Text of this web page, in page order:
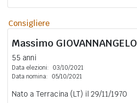
Consigliere
Massimo GIOVANNANGELO
55 anni
Data elezioni:
03/10/2021
Data nomina:
05/10/2021
Nato a Terracina (LT) il 29/11/1970